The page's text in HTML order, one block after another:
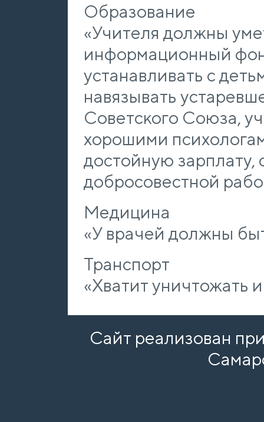
Образование
«Учителя должны
информационный
устанавливать с
навязывать
Советского Союза,
хорошими
достойную
добросовестной
Медицина
«У врачей должны
Транспорт
«Хватит уничтожать
Сайт реализован